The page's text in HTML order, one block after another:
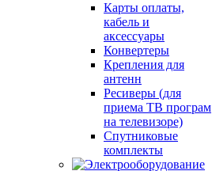
Карты оплаты,
кабель и
аксессуары
Конвертеры
Крепления для
антенн
Ресиверы (для
приема ТВ програм
на телевизоре)
Спутниковые
комплекты